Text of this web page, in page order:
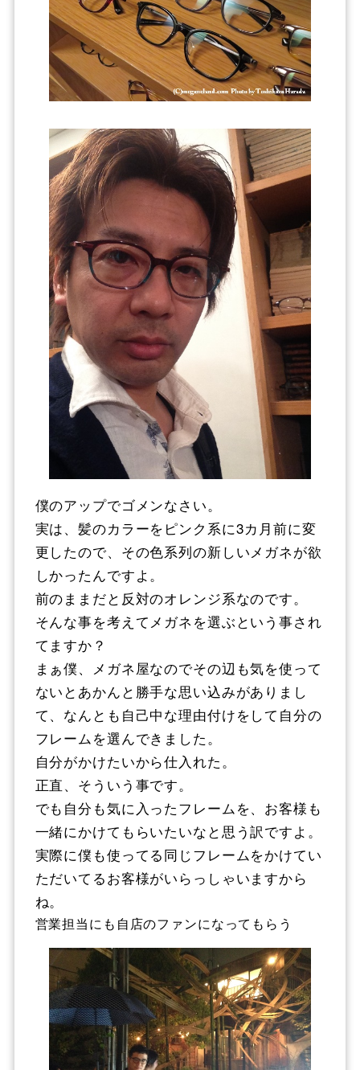
僕のアップでゴメンなさい。
実は、髪のカラーをピンク系に3カ月前に変
更したので、その色系列の新しいメガネが欲
しかったんですよ。
前のままだと反対のオレンジ系なのです。
そんな事を考えてメガネを選ぶという事され
てますか？
まぁ僕、メガネ屋なのでその辺も気を使って
ないとあかんと勝手な思い込みがありまし
て、なんとも自己中な理由付けをして自分の
フレームを選んできました。
自分がかけたいから仕入れた。
正直、そういう事です。
でも自分も気に入ったフレームを、お客様も
一緒にかけてもらいたいなと思う訳ですよ。
実際に僕も使ってる同じフレームをかけてい
ただいてるお客様がいらっしゃいますから
ね。
営業担当にも自店のファンになってもらう